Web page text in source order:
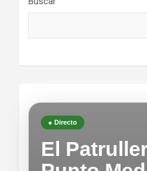
● Directo
El